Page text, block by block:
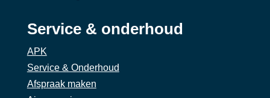
Service & onderhoud
APK
Service & Onderhoud
Afspraak maken